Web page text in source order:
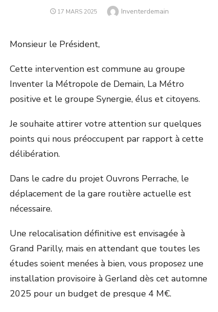
POSTED
17 MARS 2025 Author
Inventerdemain
Monsieur le Président,
Cette intervention est commune au groupe
Inventer la Métropole de Demain, La Métro
positive et le groupe Synergie, élus et citoyens.
Je souhaite attirer votre attention sur quelques
points qui nous préoccupent par rapport à cette
délibération.
Dans le cadre du projet Ouvrons Perrache, le
déplacement de la gare routière actuelle est
nécessaire.
Une relocalisation définitive est envisagée à
Grand Parilly, mais en attendant que toutes les
études soient menées à bien, vous proposez une
installation provisoire à Gerland dès cet automne
2025 pour un budget de presque 4 M€.